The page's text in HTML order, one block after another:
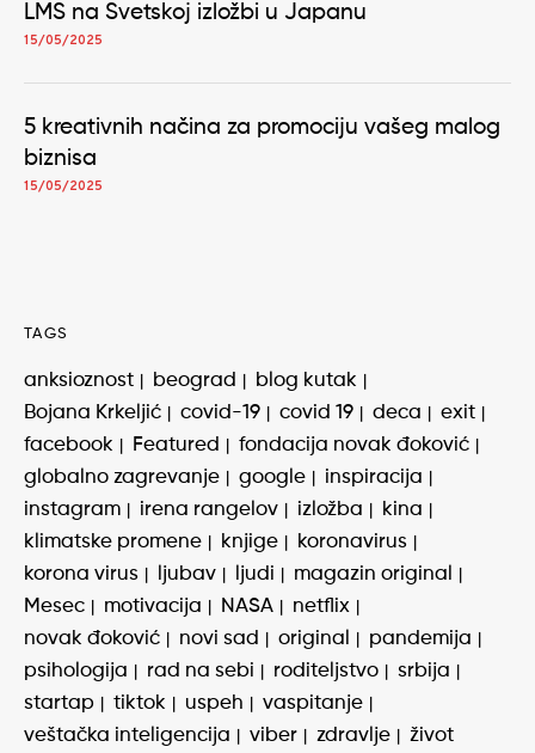
LMS na Svetskoj izložbi u Japanu
15/05/2025
5 kreativnih načina za promociju vašeg malog
biznisa
15/05/2025
TAGS
anksioznost beograd
blog kutak
Bojana Krkeljić
covid-19 covid 19 deca
exit
facebook
Featured
fondacija novak đoković
globalno zagrevanje
google
inspiracija
instagram
irena rangelov izložba
kina
klimatske promene
knjige
koronavirus
korona virus
ljubav ljudi
magazin original
Mesec
motivacija NASA
netflix
novak đoković
novi sad original
pandemija
psihologija
rad na sebi roditeljstvo
srbija
startap
tiktok uspeh
vaspitanje
veštačka inteligencija
viber zdravlje život